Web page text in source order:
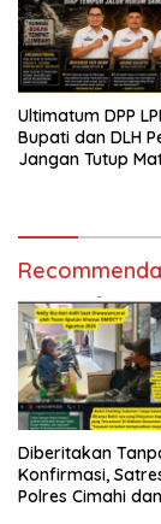
Ultimatum DPP
Bupati dan DLH
Jangan Tutup
Diberitakan
Konfirmasi,
Polres Cimahi